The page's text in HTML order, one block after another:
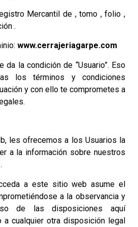
Mercantil de , tomo , folio ,
.
www.cerrajeriagarpe.com
la condición de “Usuario”. Eso
los términos y condiciones
y con ello te comprometes a
les ofrecemos a los Usuarios la
a la información sobre nuestros
a este sitio web asume el
a la observancia y
de las disposiciones aquí
a cualquier otra disposición legal